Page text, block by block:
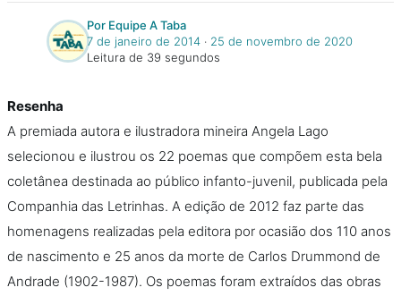
Por Equipe A Taba
7 de janeiro de 2014‧ 25 de novembro de 2020
Leitura de 39 segundos
Resenha
A premiada autora e ilustradora mineira Angela Lago
selecionou e ilustrou os 22 poemas que compõem esta bela
coletânea destinada ao público infanto-juvenil, publicada pela
Companhia das Letrinhas. A edição de 2012 faz parte das
homenagens realizadas pela editora por ocasião dos 110 anos
de nascimento e 25 anos da morte de Carlos Drummond de
Andrade (1902-1987). Os poemas foram extraídos das obras